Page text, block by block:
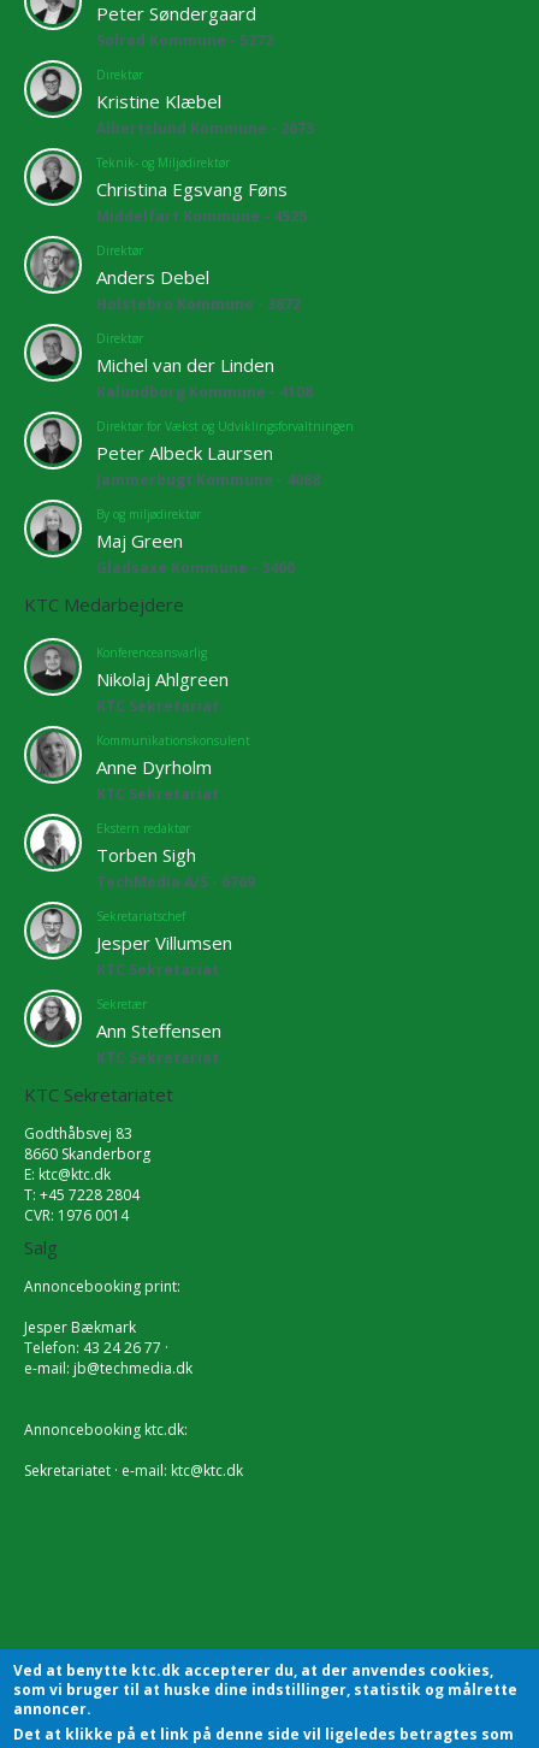
Peter Søndergaard
Solrød Kommune - 5272
Direktør
Kristine Klæbel
Albertslund Kommune - 2673
Teknik- og Miljødirektør
Christina Egsvang Føns
Middelfart Kommune - 4525
Direktør
Anders Debel
Holstebro Kommune - 3872
Direktør
Michel van der Linden
Kalundborg Kommune - 4108
Direktør for Vækst og Udviklingsforvaltningen
Peter Albeck Laursen
Jammerbugt Kommune - 4068
By og miljødirektør
Maj Green
Gladsaxe Kommune - 3460
KTC Medarbejdere
Konferenceansvarlig
Nikolaj Ahlgreen
KTC Sekretariat
Kommunikationskonsulent
Anne Dyrholm
KTC Sekretariat
Ekstern redaktør
Torben Sigh
TechMedia A/S - 6769
Sekretariatschef
Jesper Villumsen
KTC Sekretariat
Sekretær
Ann Steffensen
KTC Sekretariat
KTC Sekretariatet
Godthåbsvej 83
8660 Skanderborg
E: ktc@ktc.dk
T: +45 7228 2804
CVR: 1976 0014
Salg
Annoncebooking print:
Jesper Bækmark
Telefon: 43 24 26 77 ·
e-mail: jb@techmedia.dk
Annoncebooking ktc.dk:
Sekretariatet · e-mail: ktc@ktc.dk
Ved at benytte ktc.dk accepterer du, at der anvendes cookies,
som vi bruger til at huske dine indstillinger, statistik og målrette
annoncer.
Det at klikke på et link på denne side vil ligeledes betragtes som